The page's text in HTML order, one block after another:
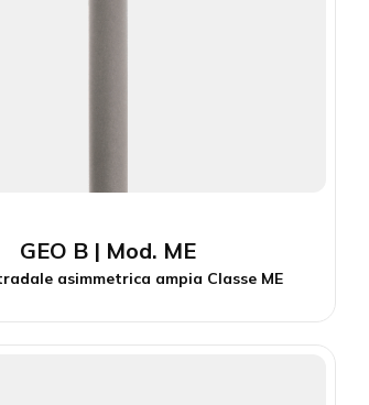
GEO B | Mod. ME
asimmetrica ampia Classe ME